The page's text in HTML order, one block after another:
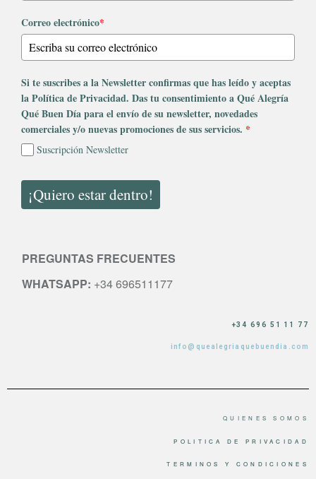
Correo electrónico*
Si te suscribes a la Newsletter confirmas que has leído y aceptas
la Política de Privacidad. Das tu consentimiento a Qué Alegría
Qué Buen Día para el envío de su newsletter, novedades
comerciales y/o nuevas promociones de sus servicios. *
Suscripción Newsletter
¡Quiero estar dentro!
PREGUNTAS FRECUENTES
WHATSAPP: +34 696511177
+34 696 51 11 77
info@quealegriaquebuendia.com
QUIENES SOMOS
POLITICA DE PRIVACIDAD
TERMINOS Y CONDICIONES